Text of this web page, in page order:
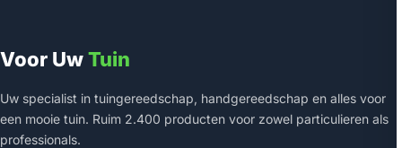
Voor UwTuin
Uw specialist in tuingereedschap, handgereedschap en alles voor
een mooie tuin. Ruim 2.400 producten voor zowel particulieren als
professionals.